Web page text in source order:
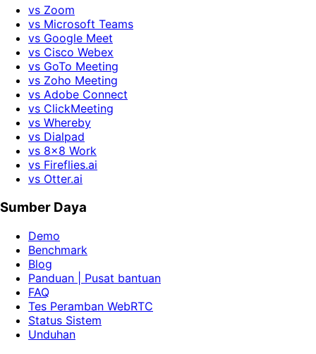
vs Zoom
vs Microsoft Teams
vs Google Meet
vs Cisco Webex
vs GoTo Meeting
vs Zoho Meeting
vs Adobe Connect
vs ClickMeeting
vs Whereby
vs Dialpad
vs 8x8 Work
vs Fireflies.ai
vs Otter.ai
Sumber Daya
Demo
Benchmark
Blog
Panduan | Pusat bantuan
FAQ
Tes Peramban WebRTC
Status Sistem
Unduhan